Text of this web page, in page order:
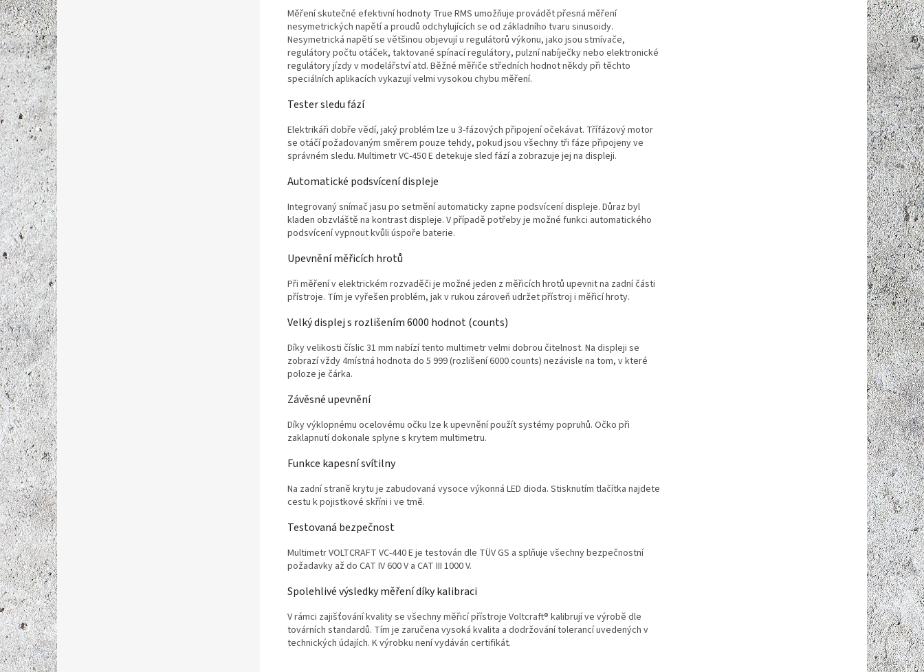
Měření skutečné efektivní hodnoty True RMS umožňuje provádět přesná měření
nesymetrických napětí a proudů odchylujících se od základního tvaru sinusoidy.
Nesymetrická napětí se většinou objevují u regulátorů výkonu, jako jsou stmívače,
regulátory počtu otáček, taktované spínací regulátory, pulzní nabíječky nebo elektronické
regulátory jízdy v modelářství atd. Běžné měřiče středních hodnot někdy při těchto
speciálních aplikacích vykazují velmi vysokou chybu měření.
Tester sledu fází
Elektrikáři dobře vědí, jaký problém lze u 3-fázových připojení očekávat. Třífázový motor
se otáčí požadovaným směrem pouze tehdy, pokud jsou všechny tři fáze připojeny ve
správném sledu. Multimetr VC-450 E detekuje sled fází a zobrazuje jej na displeji.
Automatické podsvícení displeje
Integrovaný snímač jasu po setmění automaticky zapne podsvícení displeje. Důraz byl
kladen obzvláště na kontrast displeje. V případě potřeby je možné funkci automatického
podsvícení vypnout kvůli úspoře baterie.
Upevnění měřicích hrotů
Při měření v elektrickém rozvaděči je možné jeden z měřicích hrotů upevnit na zadní části
přístroje. Tím je vyřešen problém, jak v rukou zároveň udržet přístroj i měřicí hroty.
Velký displej s rozlišením 6000 hodnot (counts)
Díky velikosti číslic 31 mm nabízí tento multimetr velmi dobrou čitelnost. Na displeji se
zobrazí vždy 4místná hodnota do 5 999 (rozlišení 6000 counts) nezávisle na tom, v které
poloze je čárka.
Závěsné upevnění
Díky výklopnému ocelovému očku lze k upevnění použít systémy popruhů. Očko při
zaklapnutí dokonale splyne s krytem multimetru.
Funkce kapesní svítilny
Na zadní straně krytu je zabudovaná vysoce výkonná LED dioda. Stisknutím tlačítka najdete
cestu k pojistkové skříni i ve tmě.
Testovaná bezpečnost
Multimetr VOLTCRAFT VC-440 E je testován dle TÜV GS a splňuje všechny bezpečnostní
požadavky až do CAT IV 600 V a CAT III 1000 V.
Spolehlivé výsledky měření díky kalibraci
V rámci zajišťování kvality se všechny měřicí přístroje Voltcraft® kalibrují ve výrobě dle
továrních standardů. Tím je zaručena vysoká kvalita a dodržování tolerancí uvedených v
technických údajích. K výrobku není vydáván certifikát.